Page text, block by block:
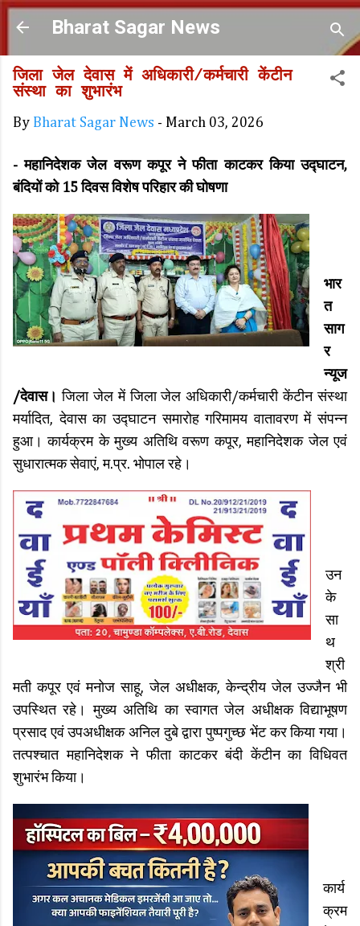
Skip to main content
Bharat Sagar News
जिला जेल देवास में अधिकारी/कर्मचारी केंटीन
संस्था का शुभारंभ
By Bharat Sagar News - March 03, 2026
- महानिदेशक जेल वरूण कपूर ने फीता काटकर किया उद्घाटन,
बंदियों को 15 दिवस विशेष परिहार की घोषणा
भार
त
साग
र
न्यूज
/देवास। जिला जेल में जिला जेल अधिकारी/कर्मचारी केंटीन संस्था
मर्यादित, देवास का उद्घाटन समारोह गरिमामय वातावरण में संपन्न
हुआ। कार्यक्रम के मुख्य अतिथि वरूण कपूर, महानिदेशक जेल एवं
सुधारात्मक सेवाएं, म.प्र. भोपाल रहे।
उन
के
सा
थ
श्री
मती कपूर एवं मनोज साहू, जेल अधीक्षक, केन्द्रीय जेल उज्जैन भी
उपस्थित रहे। मुख्य अतिथि का स्वागत जेल अधीक्षक विद्याभूषण
प्रसाद एवं उपअधीक्षक अनिल दुबे द्वारा पुष्पगुच्छ भेंट कर किया गया।
तत्पश्चात महानिदेशक ने फीता काटकर बंदी केंटीन का विधिवत
शुभारंभ किया।
कार्य
क्रम